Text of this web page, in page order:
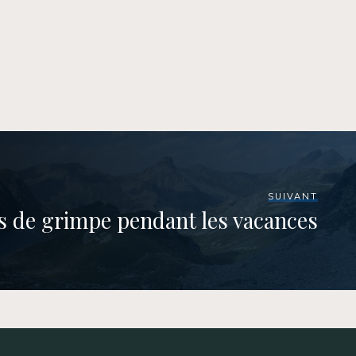
SUIVANT
de grimpe pendant les vacances